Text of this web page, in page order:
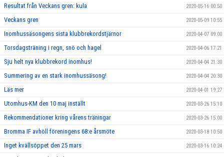
Resultat från Veckans gren: kula 2020-05-16 00:50
Veckans gren 2020-05-09 10:55
Inomhussäsongens sista klubbrekordstjärnor 2020-04-07 09:00
Torsdagsträning i regn, snö och hagel 2020-04-06 17:21
Sju helt nya klubbrekord inomhus! 2020-04-04 21:30
Summering av en stark inomhussäsong! 2020-04-04 20:30
Läs mer 2020-04-01 19:27
Utomhus-KM den 10 maj inställt 2020-03-26 15:10
Rekommendationer kring vårens träningar 2020-03-26 15:00
Bromma IF avhöll föreningens 68:e årsmöte 2020-03-18 10:50
Inget kvällsöppet den 25 mars 2020-03-16 10:24